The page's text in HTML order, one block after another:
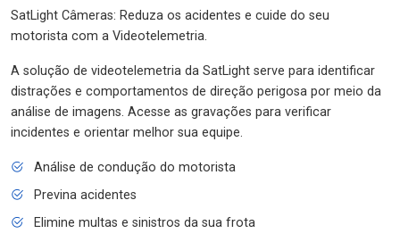
SatLight Câmeras: Reduza os acidentes e cuide do seu
motorista com a Videotelemetria.
A solução de videotelemetria da SatLight serve para identificar
distrações e comportamentos de direção perigosa por meio da
análise de imagens. Acesse as gravações para verificar
incidentes e orientar melhor sua equipe.
Análise de condução do motorista
Previna acidentes
Elimine multas e sinistros da sua frota